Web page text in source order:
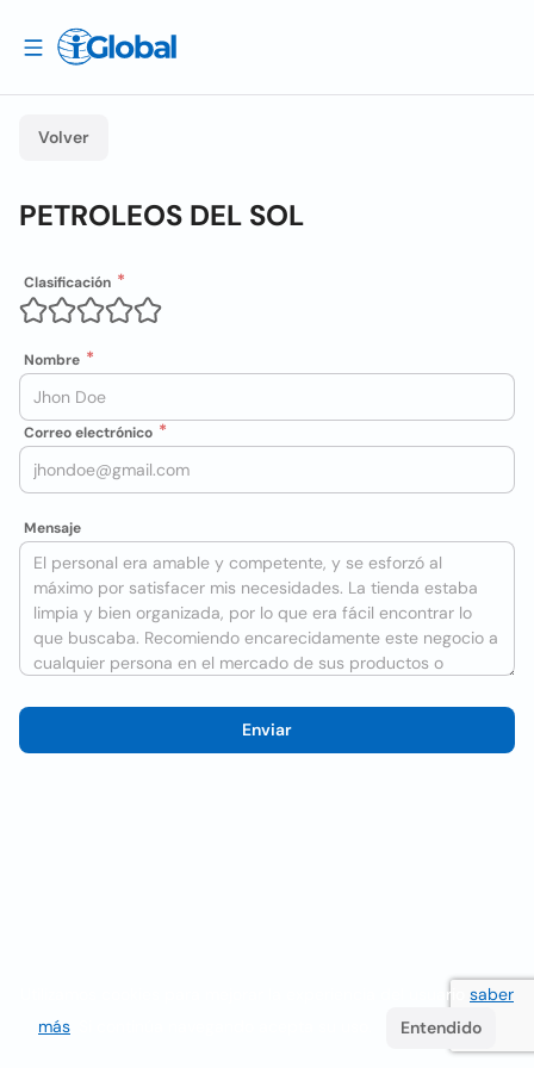
Volver
PETROLEOS DEL SOL
Clasificación
Nombre
Correo electrónico
Mensaje
Enviar
Utilizamos cookies para mejorar la experiencia del usuario saber
más
Entendido